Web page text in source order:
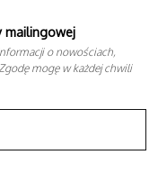
mailingowej
o nowościach,
mogę w każdej chwili